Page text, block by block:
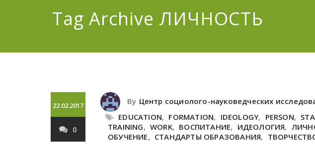
Tag Archive ЛИЧНОСТЬ
22.02.2017
0
By Центр социолого-науковедческих
EDUCATION, FORMATION, IDEOLOGY, PERSON,
TRAINING, WORK, ВОСПИТАНИЕ, ИДЕОЛОГИЯ,
ОБУЧЕНИЕ, СТАНДАРТЫ ОБРАЗОВАНИЯ,